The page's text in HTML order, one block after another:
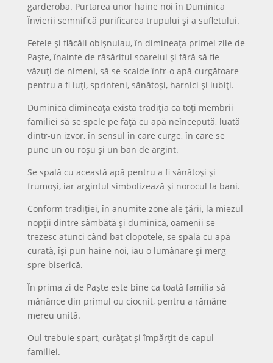
garderoba. Purtarea unor haine noi în Duminica
Învierii semnifică purificarea trupului și a sufletului.
Fetele și flăcăii obișnuiau, în dimineața primei zile de
Paște, înainte de răsăritul soarelui și fără să fie
văzuți de nimeni, să se scalde într-o apă curgătoare
pentru a fi iuți, sprinteni, sănătoși, harnici și iubiți.
Duminică dimineața există tradiția ca toți membrii
familiei să se spele pe față cu apă neîncepută, luată
dintr-un izvor, în sensul în care curge, în care se
pune un ou roșu și un ban de argint.
Se spală cu această apă pentru a fi sănătoși și
frumoși, iar argintul simbolizează și norocul la bani.
Conform tradiției, în anumite zone ale țării, la miezul
nopții dintre sâmbătă și duminică, oamenii se
trezesc atunci când bat clopotele, se spală cu apă
curată, își pun haine noi, iau o lumânare și merg
spre biserică.
În prima zi de Paște este bine ca toată familia să
mănânce din primul ou ciocnit, pentru a rămâne
mereu unită.
Oul trebuie spart, curățat și împărțit de capul
familiei.